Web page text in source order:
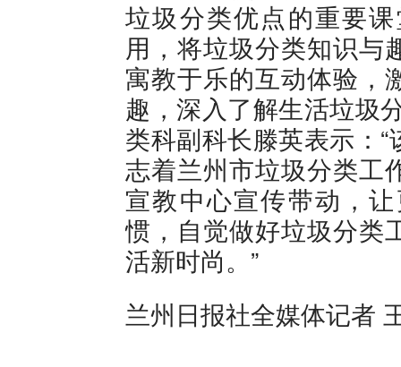
垃圾分类优点的重要
用，将垃圾分类知识与
寓教于乐的互动体验，
趣，深入了解生活垃圾
类科副科长滕英表示：
志着兰州市垃圾分类工
宣教中心宣传带动，
惯，自觉做好垃圾分类
活新时尚。”
兰州日报社全媒体记者